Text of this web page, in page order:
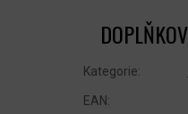
Kategorie:
EAN: